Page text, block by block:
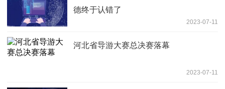
德终于认错了
2023-07-11
河北省导游大赛总决赛落幕
2023-07-11